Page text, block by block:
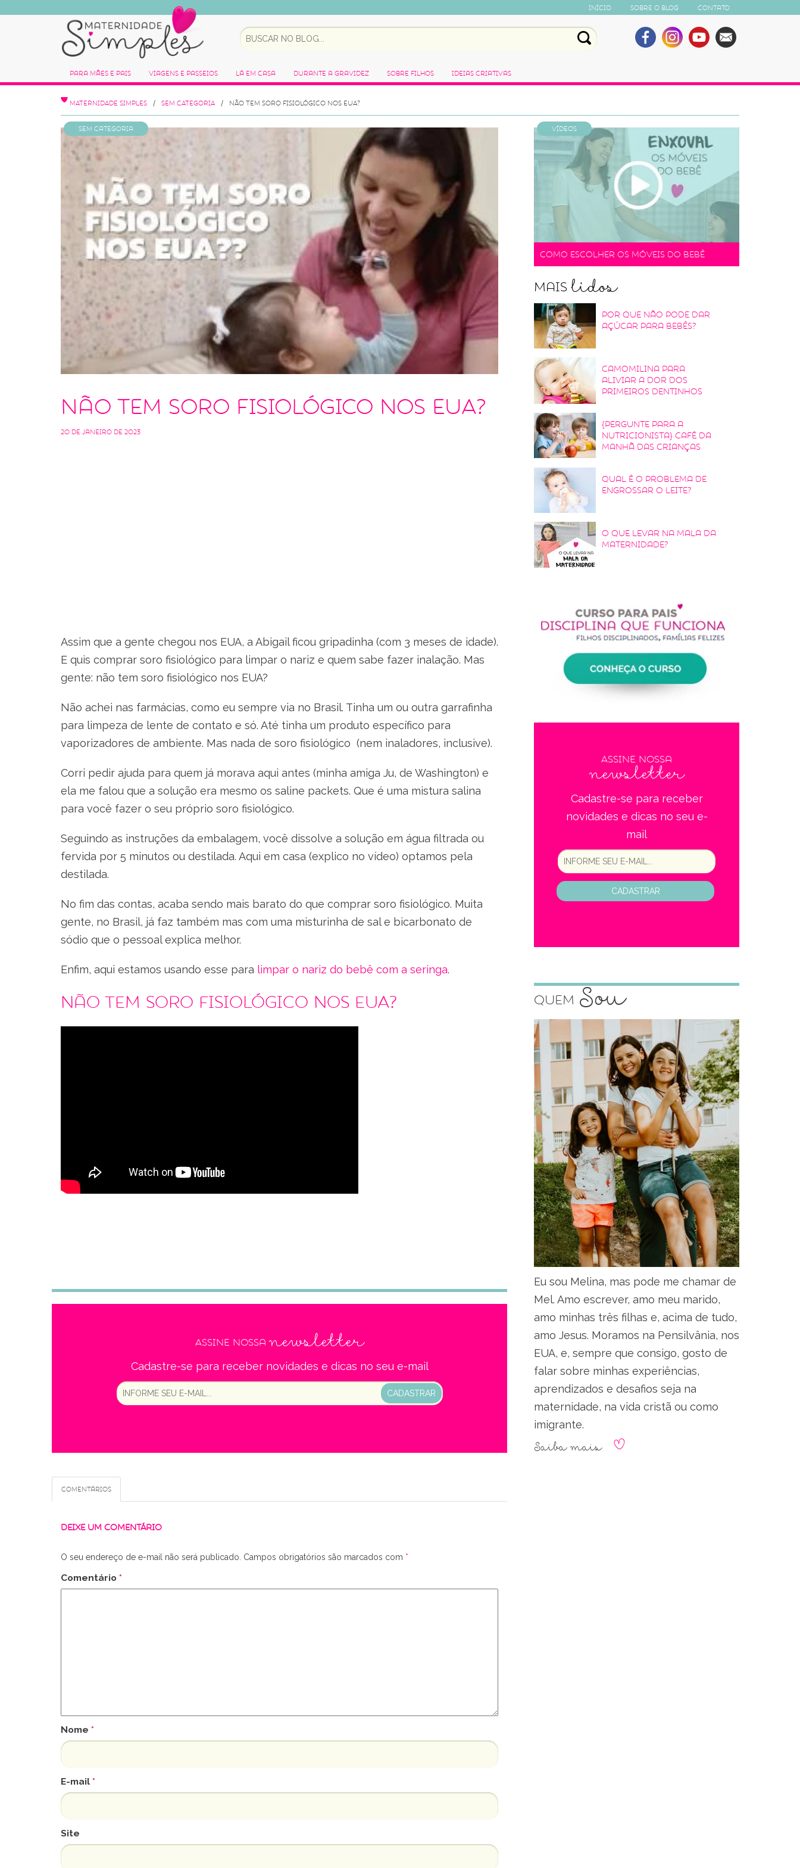
Início Sobre o Blog Contato
Para Mães e Pais Viagens e Passeios Lá em Casa Durante a Gravidez Sobre Filhos Ideias Criativas
MATERNIDADE SIMPLES SEM CATEGORIA NÃO TEM SORO FISIOLÓGICO NOS EUA?
Sem categoria
Não tem soro fisiológico nos EUA?
20 de janeiro de 2023
Assim que a gente chegou nos EUA, a Abigail ficou gripadinha (com 3 meses de idade).
E quis comprar soro fisiológico para limpar o nariz e quem sabe fazer inalação. Mas
gente: não tem soro fisiológico nos EUA?
Não achei nas farmácias, como eu sempre via no Brasil. Tinha um ou outra garrafinha
para limpeza de lente de contato e só. Até tinha um produto específico para
vaporizadores de ambiente. Mas nada de soro fisiológico (nem inaladores, inclusive).
Corri pedir ajuda para quem já morava aqui antes (minha amiga Ju, de Washington) e
ela me falou que a solução era mesmo os saline packets. Que é uma mistura salina
para você fazer o seu próprio soro fisiológico.
Seguindo as instruções da embalagem, você dissolve a solução em água filtrada ou
fervida por 5 minutos ou destilada. Aqui em casa (explico no vídeo) optamos pela
destilada.
No fim das contas, acaba sendo mais barato do que comprar soro fisiológico. Muita
gente, no Brasil, já faz também mas com uma misturinha de sal e bicarbonato de
sódio que o pessoal explica melhor.
Enfim, aqui estamos usando esse para limpar o nariz do bebê com a seringa.
Não tem soro fisiológico nos EUA?
Assine nossanewsletter
Cadastre-se para receber novidades e dicas no seu e-mail
CADASTRAR
Comentários
DEIXE UM COMENTÁRIO
O seu endereço de e-mail não será publicado. Campos obrigatórios são marcados com *
Comentário *
Nome *
E-mail *
Site
Vídeos
Como escolher os móveis do bebê
Maislidos
Por que não pode dar
açúcar para bebês?
Camomilina para
aliviar a dor dos
primeiros dentinhos
{Pergunte para a
nutricionista} Café da
manhã das crianças
Qual é o problema de
engrossar o leite?
O que levar na mala da
maternidade?
Assine nossa
newsletter
Cadastre-se para receber
novidades e dicas no seu e-
mail
CADASTRAR
Quem Sou
Eu sou Melina, mas pode me chamar de
Mel. Amo escrever, amo meu marido,
amo minhas três filhas e, acima de tudo,
amo Jesus. Moramos na Pensilvânia, nos
EUA, e, sempre que consigo, gosto de
falar sobre minhas experiências,
aprendizados e desafios seja na
maternidade, na vida cristã ou como
imigrante.
Saiba mais